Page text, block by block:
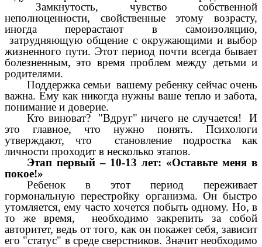
Замкнутость, чувство собственной
неполноценности, свойственные этому возрасту,
иногда перерастают в самоизоляцию,
затрудняющую общение с окружающими и выбор
жизненного пути. Этот период почти всегда бывает
болезненным, это время проблем между детьми и
родителями.
Поддержка семьи вашему ребенку сейчас очень
важна. Ему как никогда нужны ваше тепло и забота,
понимание и доверие.
Кто виноват? "Вдруг" ничего не случается! И
это главное, что нужно понять. Психологи
утверждают, что становление подростка как
личности проходит в несколько этапов.
Этап первый – 10-13 лет: «Оставьте меня в
покое!»
Ребенок в этот период переживает
гормональную перестройку организма. Он быстро
утомляется, ему часто хочется побыть одному. Но, в
то же время, необходимо закрепить за собой
авторитет, ведь от того, как он покажет себя, зависит
его "статус" в среде сверстников. Значит необходимо